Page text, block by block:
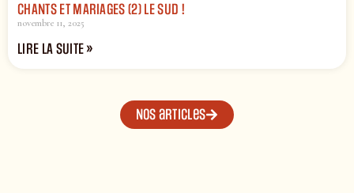
CHANTS ET MARIAGES (2) LE SUD !
novembre 11, 2025
LIRE LA SUITE »
Nos articles